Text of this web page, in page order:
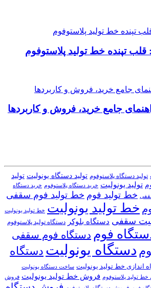
جامع خرید، فروش و کاربردها
تولید دستگاه پلاستوفوم تولید دستگاه یونولیت تولید
تولید یونولیت خرید دستگاه پلاستوفوم خرید دستگاه
خط تولید فوم خط تولید فوم سقفی
خط تولید یونولیت خط تولید یونولیت
سقفی دستگاه بلوکر دستگاه تولید پلاستوفوم
فوم دستگاه فوم سقفی
دستگاه یونولیت دستگاه
اندازی خط تولید یونولیت ساخت دستگاه یونولیت
تولید پلاستوفوم فروش خط تولید یونولیت فروش